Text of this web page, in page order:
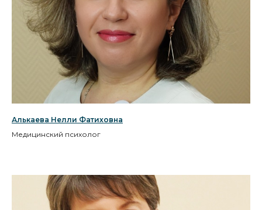
Алькаева Нелли Фатиховна
Медицинский психолог